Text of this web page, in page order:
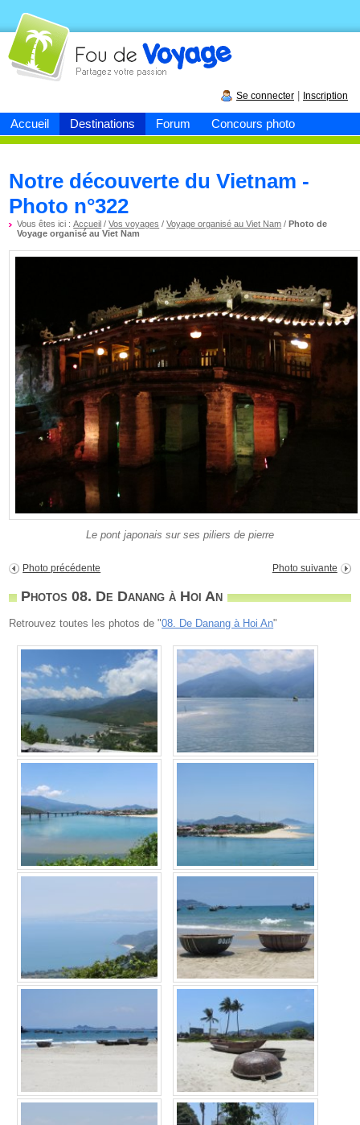
Accueil Destinations Forum Concours photo
Fou devoyage
Se connecter Inscription
Notre découverte du Vietnam -
Photo n°322
Vous êtes ici :Accueil /Vos voyages /Voyage organisé au Viet Nam /Photo de
Voyage organisé au Viet Nam
Le pont japonais sur ses piliers de pierre
Photo précédente Photo suivante
Photos 08. De Danang à Hoi An
Retrouvez toutes les photos de "08. De Danang à Hoi An"